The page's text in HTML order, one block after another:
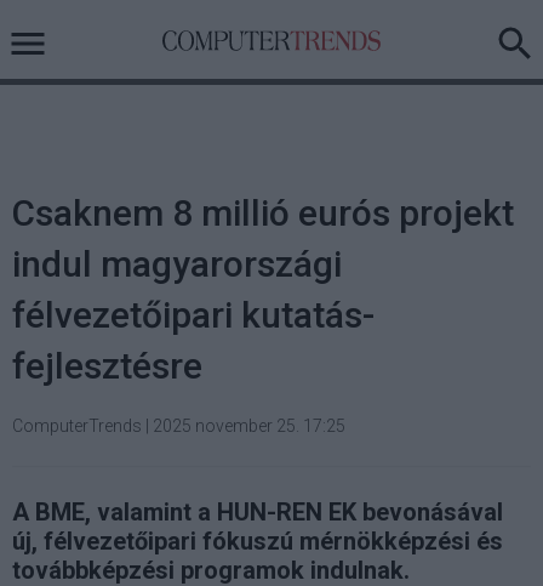
Csaknem 8 millió eurós projekt
indul magyarországi
félvezetőipari kutatás-
fejlesztésre
ComputerTrends 2025 november 25. 17:25
A BME, valamint a HUN-REN EK bevonásával
új, félvezetőipari fókuszú mérnökképzési és
továbbképzési programok indulnak.